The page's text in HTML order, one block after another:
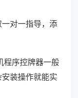
对一指导，添
程序控牌器一般
装操作就能实